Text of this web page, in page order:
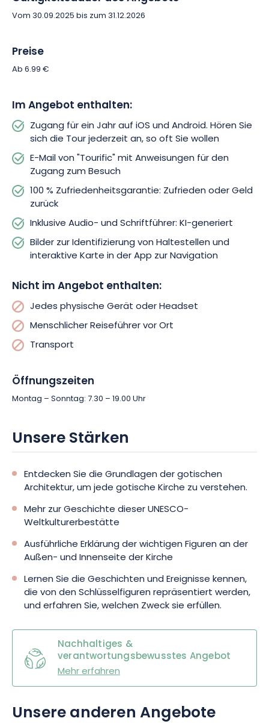
Vom 30.09.2025 bis zum 31.12.2026
Preise
Ab 6.99 €
Im Angebot enthalten:
Zugang für ein Jahr auf iOS und Android. Hören Sie
sich die Tour jederzeit an, so oft Sie wollen
E-Mail von "Tourific" mit Anweisungen für den
Zugang zum Besuch
100 % Zufriedenheitsgarantie: Zufrieden oder Geld
zurück
Inklusive Audio- und Schriftführer: KI-generiert
Bilder zur Identifizierung von Haltestellen und
interaktive Karte in der App zur Navigation
Nicht im Angebot enthalten:
Jedes physische Gerät oder Headset
Menschlicher Reiseführer vor Ort
Transport
Öffnungszeiten
Montag – Sonntag: 7.30 – 19.00 Uhr
Unsere Stärken
Entdecken Sie die Grundlagen der gotischen
Architektur, um jede gotische Kirche zu verstehen.
Mehr zur Geschichte dieser UNESCO-
Weltkulturerbestätte
Ausführliche Erklärung der wichtigen Figuren an der
Außen- und Innenseite der Kirche
Lernen Sie die Geschichten und Ereignisse kennen,
die von den Schlüsselfiguren repräsentiert werden,
und erfahren Sie, welchen Zweck sie erfüllen.
Nachhaltiges &
verantwortungsbewusstes Angebot
Mehr erfahren
Unsere anderen Angebote